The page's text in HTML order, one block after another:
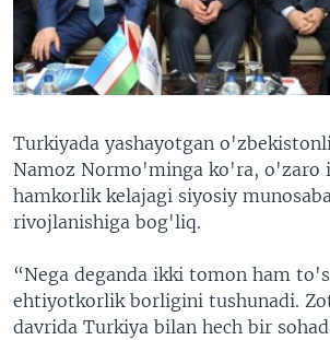
Turkiyada yashayotgan
Namoz Normo'minga ko'ra, o'zaro
hamkorlik kelajagi siyosiy
rivojlanishiga bog'liq.
“Nega deganda ikki tomon ham
ehtiyotkorlik borligini tushunadi.
davrida Turkiya bilan hech bir